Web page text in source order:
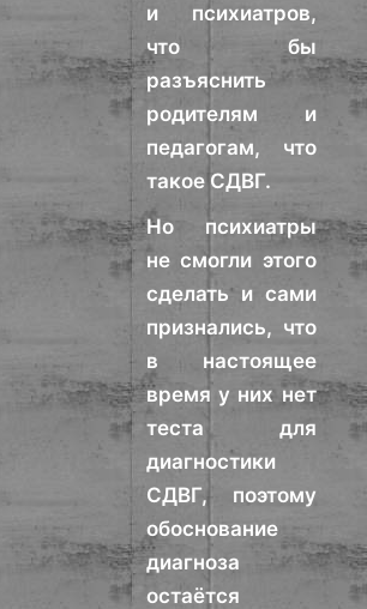
и психиатров,
что бы
разъяснить
родителям и
педагогам, что
такое СДВГ.
Но психиатры
не смогли этого
сделать и сами
признались, что
в настоящее
время у них нет
теста для
диагностики
СДВГ, поэтому
обоснование
диагноза
остаётся